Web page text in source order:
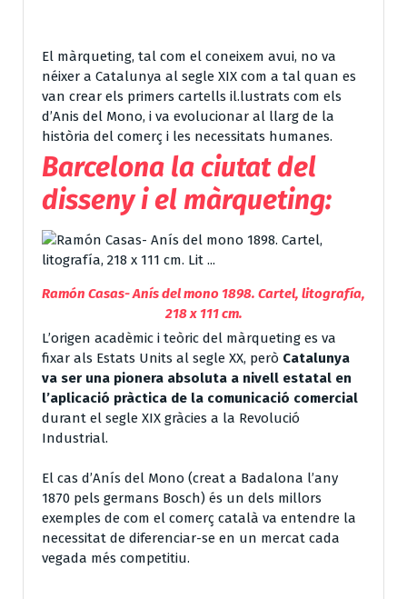
El màrqueting, tal com el coneixem avui, no va
néixer a Catalunya al segle XIX com a tal quan es
van crear els primers cartells il.lustrats com els
d’Anis del Mono, i va evolucionar al llarg de la
història del comerç i les necessitats humanes.
Barcelona la ciutat del
disseny i el màrqueting:
Ramón Casas- Anís del mono 1898. Cartel, litografía,
218 x 111 cm.
L’origen acadèmic i teòric del màrqueting es va
fixar als Estats Units al segle XX, però Catalunya
va ser una pionera absoluta a nivell estatal en
l’aplicació pràctica de la comunicació comercial
durant el segle XIX gràcies a la Revolució
Industrial.
El cas d’Anís del Mono (creat a Badalona l’any
1870 pels germans Bosch) és un dels millors
exemples de com el comerç català va entendre la
necessitat de diferenciar-se en un mercat cada
vegada més competitiu.